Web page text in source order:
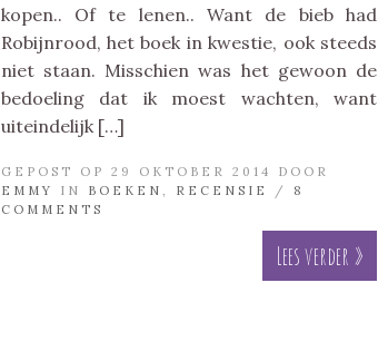
kopen.. Of te lenen.. Want de bieb had
Robijnrood, het boek in kwestie, ook steeds
niet staan. Misschien was het gewoon de
bedoeling dat ik moest wachten, want
uiteindelijk […]
GEPOST OP 29 OKTOBER 2014 DOOR
EMMY
IN BOEKEN , RECENSIE /
8
COMMENTS
Lees verder »